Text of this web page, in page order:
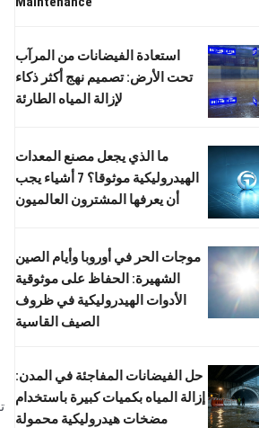
استعادة الفيضانات من المرآب
تحت الأرض: تصميم نهج أكثر ذكاء
لإزالة المياه الطارئة
ما الذي يجعل مصنع المعدات
الهيدروليكية موثوقا؟ 7 أشياء يجب
أن يعرفها المشترون العالميون
موجات الحر في أوروبا وأيام الصين
الشهيرة: الحفاظ على موثوقية
الأدوات الهيدروليكية في ظروف
الصيف القاسية
حل الفيضانات المفاجئة في المدن:
إزالة المياه بكميات كبيرة باستخدام
مضخات هيدروليكية محمولة